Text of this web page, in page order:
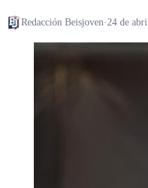
Redacción Beisjoven·24 de